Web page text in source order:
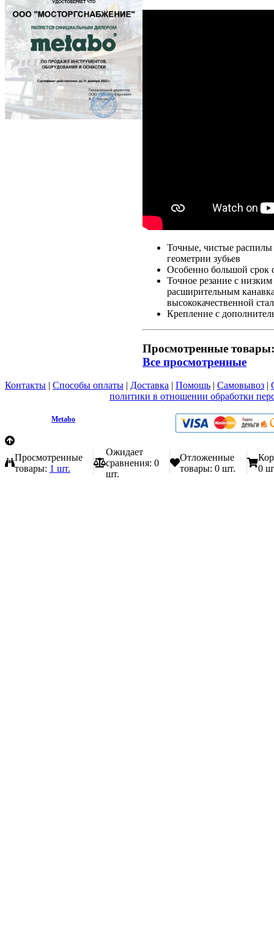
Точные, чистые распилы
геометрии зубьев
Особенно большой срок
Точное резание с
расширительным
высококачественной
Крепление с
Просмотренные товары:
Все просмотренные
Контакты | Способы оплаты | Доставка | Помощь | Самовывоз |
политики в отношении обработки
Metabo
Просмотренные
товары: 1 шт.
Ожидает
сравнения: 0
шт.
Отложенные
товары: 0 шт.
0